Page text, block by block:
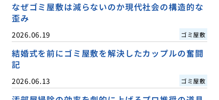
なぜゴミ屋敷は減らないのか現代社会の構造的な
歪み
2026.06.19 ゴミ屋敷
結婚式を前にゴミ屋敷を解決したカップルの奮闘
記
2026.06.13 ゴミ屋敷